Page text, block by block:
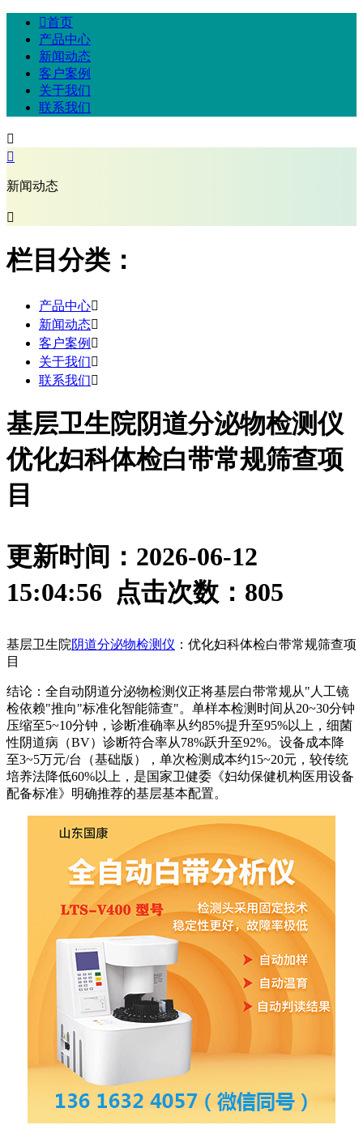
首页
产品中心
新闻动态
客户案例
关于我们
联系我们


新闻动态

栏目分类：
产品中心
新闻动态
客户案例 
关于我们
联系我们
基层卫生院阴道分泌物检测仪
优化妇科体检白带常规筛查项
目
更新时间：2026-06-12
15:04:56 点击次数： 805
基层卫生院阴道分泌物检测仪 ：优化妇科体检白带常规筛查项
目
结论：全自动阴道分泌物检测仪正将基层白带常规从"人工镜
检依赖"推向"标准化智能筛查"。单样本检测时间从20~30分钟
压缩至5~10分钟，诊断准确率从约85%提升至95%以上，细菌
性阴道病（BV）诊断符合率从78%跃升至92%。设备成本降
至3~5万元/台（基础版），单次检测成本约15~20元，较传统
培养法降低60%以上，是国家卫健委《妇幼保健机构医用设备
配备标准》明确推荐的基层基本配置。